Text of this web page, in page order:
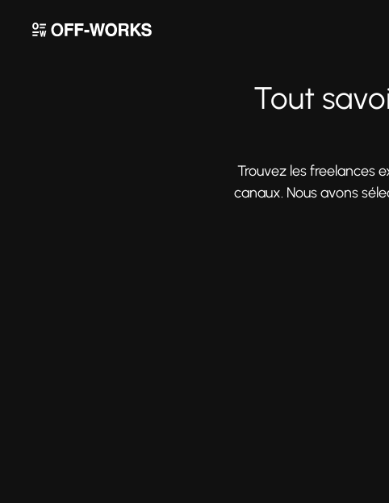
Tout
Trouvez les freelances
canaux. Nous avons